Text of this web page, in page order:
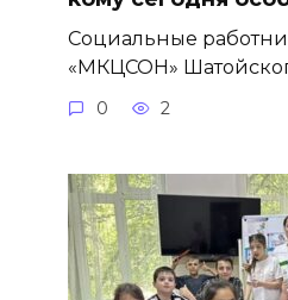
Социальные
«МКЦСОН»
0 2